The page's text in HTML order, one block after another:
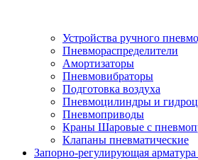
Устройства ручного
Пневмораспределители
Амортизаторы
Пневмовибраторы
Подготовка воздуха
Пневмоцилиндры и
Пневмоприводы
Краны Шаровые с
Клапаны пневматические
Запорно-регулирующая